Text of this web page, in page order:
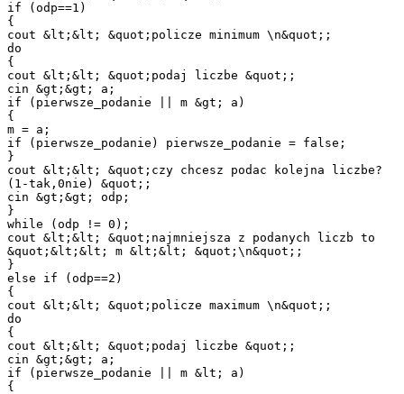
if (odp==1)
{
cout &lt;&lt; &quot;policze minimum \n&quot;;
do
{
cout &lt;&lt; &quot;podaj liczbe &quot;;
cin &gt;&gt; a;
if (pierwsze_podanie || m &gt; a)
{
m = a;
if (pierwsze_podanie) pierwsze_podanie = false;
}
cout &lt;&lt; &quot;czy chcesz podac kolejna liczbe?
(1-tak,0nie) &quot;;
cin &gt;&gt; odp;
}
while (odp != 0);
cout &lt;&lt; &quot;najmniejsza z podanych liczb to
&quot;&lt;&lt; m &lt;&lt; &quot;\n&quot;;
}
else if (odp==2)
{
cout &lt;&lt; &quot;policze maximum \n&quot;;
do
{
cout &lt;&lt; &quot;podaj liczbe &quot;;
cin &gt;&gt; a;
if (pierwsze_podanie || m &lt; a)
{